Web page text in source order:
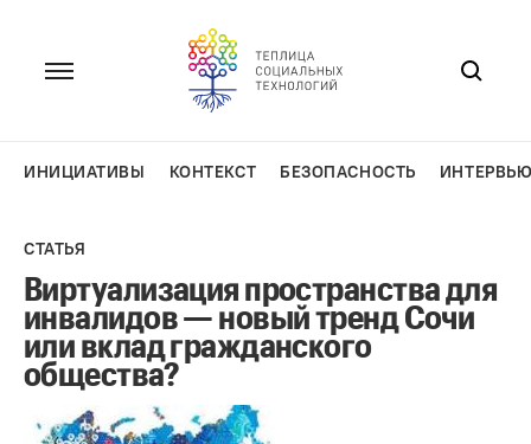
ИНИЦИАТИВЫ КОНТЕКСТ БЕЗОПАСНОСТЬ
СТАТЬЯ
Виртуализация пространства для
инвалидов — новый тренд Сочи
или вклад гражданского
общества?